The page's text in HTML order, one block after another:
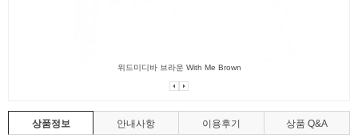
위드미디바 브라운 With Me Brown
상품정보 안내사항 이용후기 상품 Q&A